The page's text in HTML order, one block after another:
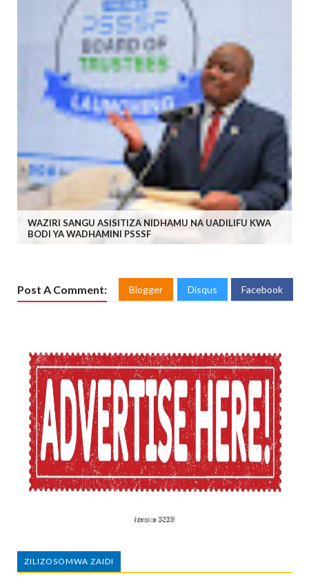
WAZIRI SANGU ASISITIZA NIDHAMU NA UADILIFU KWA
BODI YA WADHAMINI PSSSF
Post A Comment: Blogger Disqus Facebook
ZILIZOSOMWA ZAIDI